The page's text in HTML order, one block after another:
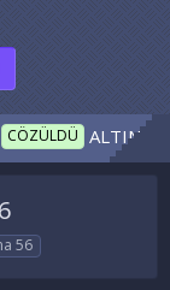
ALTIN
56